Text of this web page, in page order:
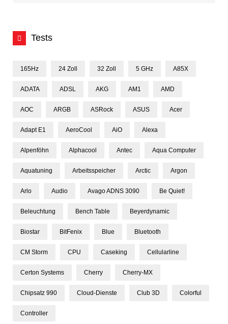
Tests
165Hz 24 Zoll 32 Zoll 5 GHz A85X
ADATA ADSL AKG AM1 AMD
AOC ARGB ASRock ASUS Acer
Adapt E1 AeroCool AiO Alexa
Alpenföhn Alphacool Antec Aqua Computer
Aquatuning Arbeitsspeicher Arctic Argon
Arlo Audio Avago ADNS 3090 Be Quiet!
Beleuchtung Bench Table Beyerdynamic
Biostar BitFenix Blue Bluetooth
CM Storm CPU Caseking Cellularline
Certon Systems Cherry Cherry-MX
Chipsatz 990 Cloud-Dienste Club 3D Colorful
Controller